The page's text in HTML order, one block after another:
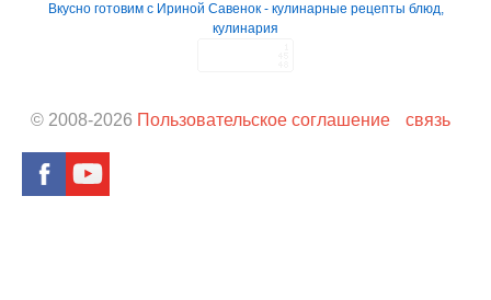
Вкусно готовим с Ириной Савенок - кулинарные рецепты блюд,
кулинария
© 2008-2026 Пользовательское соглашение связь